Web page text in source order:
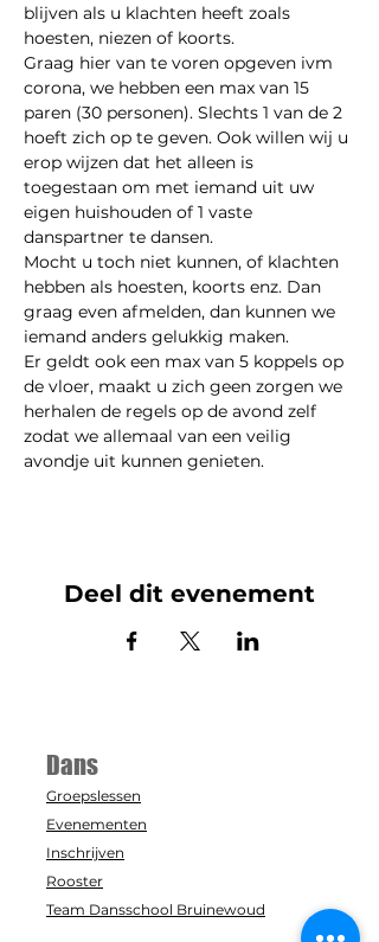
blijven als u klachten heeft zoals
hoesten, niezen of koorts.
Graag hier van te voren opgeven ivm
corona, we hebben een max van 15
paren (30 personen). Slechts 1 van de 2
hoeft zich op te geven. Ook willen wij u
erop wijzen dat het alleen is
toegestaan om met iemand uit uw
eigen huishouden of 1 vaste
danspartner te dansen.
Mocht u toch niet kunnen, of klachten
hebben als hoesten, koorts enz. Dan
graag even afmelden, dan kunnen we
iemand anders gelukkig maken.
Er geldt ook een max van 5 koppels op
de vloer, maakt u zich geen zorgen we
herhalen de regels op de avond zelf
zodat we allemaal van een veilig
avondje uit kunnen genieten.
Deel dit evenement
Dans
Groepslessen
Evenementen
Inschrijven
Rooster
Team Dansschool Bruinewoud